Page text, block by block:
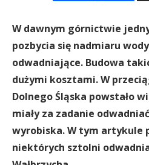
W dawnym górnictwie
pozbycia się nadmiaru
odwadniające. Budowa
dużymi kosztami. W
Dolnego Śląska powstało
miały za zadanie
wyrobiska. W tym artykule
niektórych sztolni